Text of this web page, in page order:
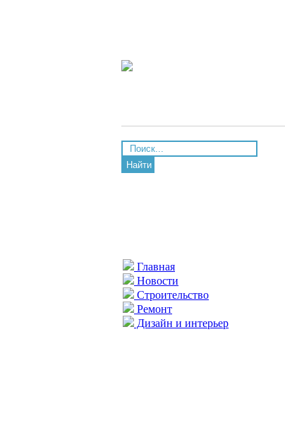
Найти
Главная
Новости
Строительство
Ремонт
Дизайн и интерьер